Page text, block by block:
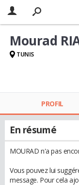
Mourad
TUNIS
PROFIL
En résumé
MOURAD n'a pas
Vous pouvez lui
message. Pour cela